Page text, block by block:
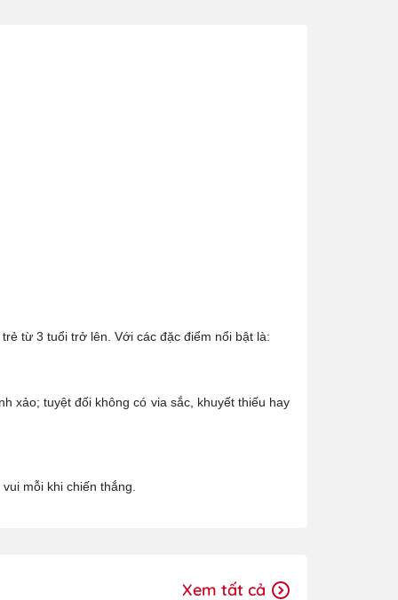
từ 3 tuổi trở lên. Với các đặc điểm nổi bật là:
xảo; tuyệt đối không có via sắc, khuyết thiếu hay
mỗi khi chiến thắng.
Xem tất cả